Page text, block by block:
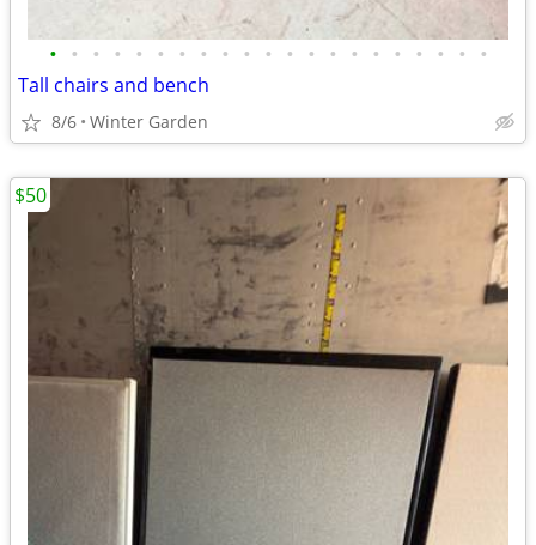
• • • • • • • • • • • • • • • • • • • • •
Tall chairs and bench
8/6 Winter Garden
$50